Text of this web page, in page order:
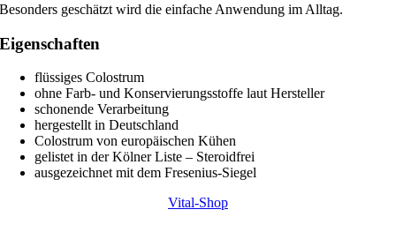
Besonders geschätzt wird die einfache Anwendung im Alltag.
Eigenschaften
flüssiges Colostrum
ohne Farb- und Konservierungsstoffe laut Hersteller
schonende Verarbeitung
hergestellt in Deutschland
Colostrum von europäischen Kühen
gelistet in der Kölner Liste – Steroidfrei
ausgezeichnet mit dem Fresenius-Siegel
Vital-Shop